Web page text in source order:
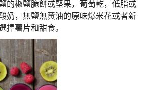
的椒鹽脆餅或堅果，葡萄乾，低脂或
奶，無鹽無黃油的原味爆米花或者新
擇薯片和甜食。